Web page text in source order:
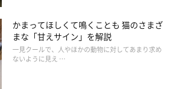
かまってほしくて鳴くことも 猫のさまざ
まな「甘えサイン」を解説
一見クールで、人やほかの動物に対してあまり求め
ないように見え …